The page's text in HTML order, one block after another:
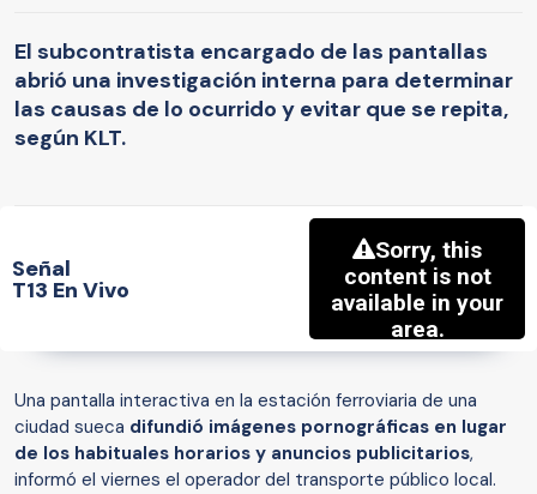
El subcontratista encargado de las pantallas
abrió una investigación interna para determinar
las causas de lo ocurrido y evitar que se repita,
según KLT.
Señal
T13 En Vivo
Una pantalla interactiva en la estación ferroviaria de una
ciudad sueca difundió imágenes pornográficas en lugar
de los habituales horarios y anuncios publicitarios,
informó el viernes el operador del transporte público local.